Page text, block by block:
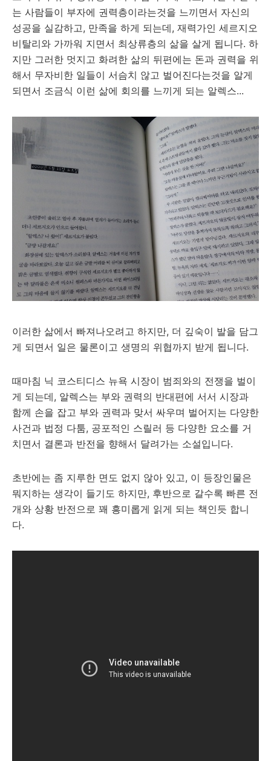
는 사람들이 부자에 권력층이라는것을 느끼면서 자신의
성공을 실감하고, 만족을 하게 되는데, 재력가인 세르지오
비탈리와 가까워 지면서 최상류층의 삶을 살게 됩니다. 하
지만 그러한 멋지고 화려한 삶의 뒤편에는 돈과 권력을 위
해서 무자비한 일들이 서슴치 않고 벌어진다는것을 알게
되면서 조금식 이런 삶에 회의를 느끼게 되는 알렉스...
이러한 삶에서 빠져나오려고 하지만, 더 깊숙이 발을 담그
게 되면서 일은 물론이고 생명의 위협까지 받게 됩니다.
때마침 닉 코스티디스 뉴욕 시장이 범죄와의 전쟁을 벌이
게 되는데, 알렉스는 부와 권력의 반대편에 서서 시장과
함께 손을 잡고 부와 권력과 맞서 싸우며 벌어지는 다양한
사건과 법정 다툼, 공포적인 스릴러 등 다양한 요소를 거
치면서 결론과 반전을 향해서 달려가는 소설입니다.
초반에는 좀 지루한 면도 없지 않아 있고, 이 등장인물은
뭐지하는 생각이 들기도 하지만, 후반으로 갈수록 빠른 전
개와 상황 반전으로 꽤 흥미롭게 읽게 되는 책인듯 합니
다.